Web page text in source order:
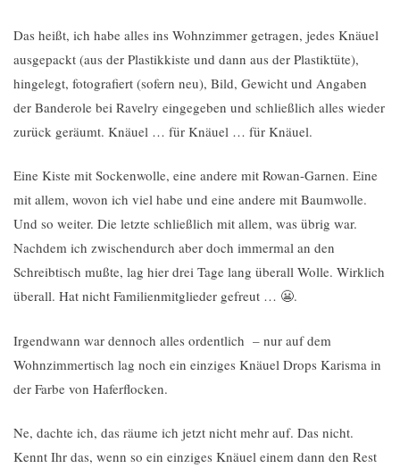
Das heißt, ich habe alles ins Wohnzimmer getragen, jedes Knäuel
ausgepackt (aus der Plastikkiste und dann aus der Plastiktüte),
hingelegt, fotografiert (sofern neu), Bild, Gewicht und Angaben
der Banderole bei Ravelry eingegeben und schließlich alles wieder
zurück geräumt. Knäuel … für Knäuel … für Knäuel.
Eine Kiste mit Sockenwolle, eine andere mit Rowan-Garnen. Eine
mit allem, wovon ich viel habe und eine andere mit Baumwolle.
Und so weiter. Die letzte schließlich mit allem, was übrig war.
Nachdem ich zwischendurch aber doch immermal an den
Schreibtisch mußte, lag hier drei Tage lang überall Wolle. Wirklich
überall. Hat nicht Familienmitglieder gefreut … 😬.
Irgendwann war dennoch alles ordentlich – nur auf dem
Wohnzimmertisch lag noch ein einziges Knäuel Drops Karisma in
der Farbe von Haferflocken.
Ne, dachte ich, das räume ich jetzt nicht mehr auf. Das nicht.
Kennt Ihr das, wenn so ein einziges Knäuel einem dann den Rest